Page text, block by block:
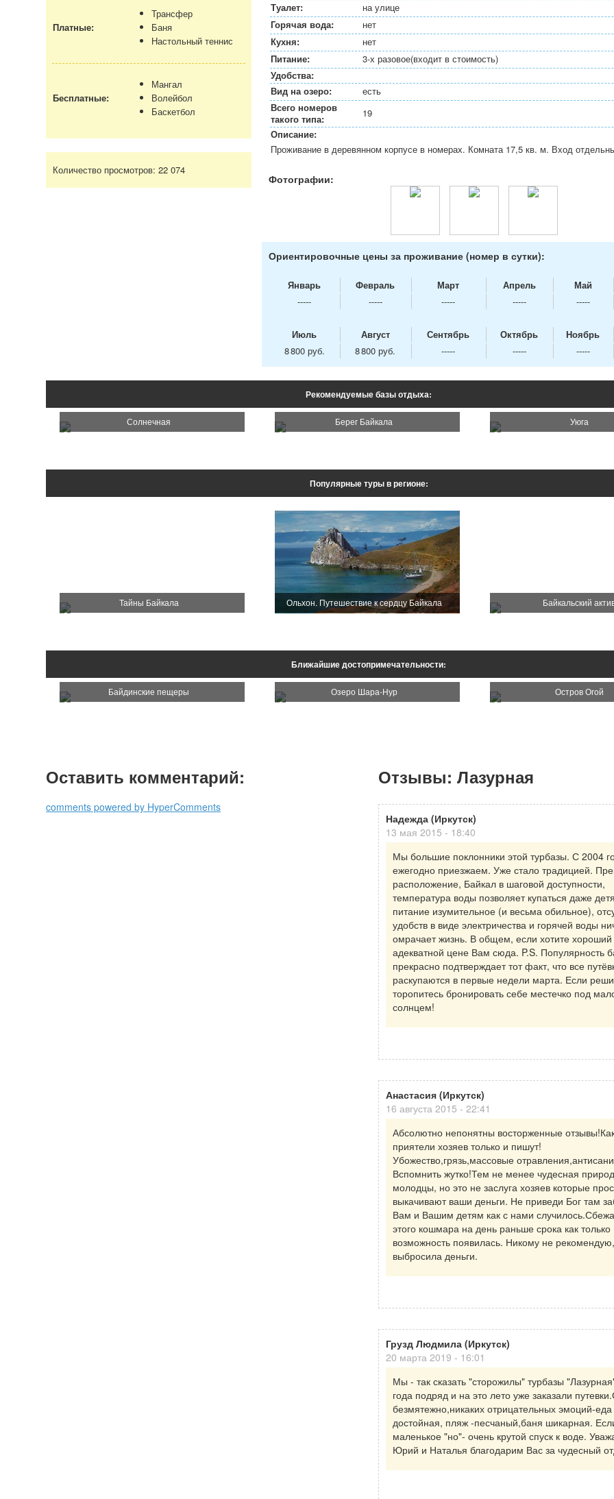
Платные:
Трансфер
Баня
Настольный теннис
Бесплатные:
Мангал
Волейбол
Баскетбол
Количество просмотров: 22 074
Туалет:
на улице
Горячая вода:
нет
Кухня:
нет
Питание:
3-х разовое(входит в стоимость)
Удобства:
Вид на озеро:
есть
Всего номеров
такого типа:
19
Описание:
Проживание в деревянном корпусе в номерах. Комната 17,5 кв. м. Вход
Фотографии:
Ориентировочные цены за проживание (номер в сутки):
Январь Февраль Март Апрель
Май
-----
----- ----- ----- -----
Июль Август Сентябрь Октябрь
Ноябрь
8 800 руб.
8 800 руб. ----- ----- -----
Рекомендуемые базы отдыха:
Солнечная Берег Байкала Уюга
Популярные туры в регионе:
Тайны Байкала Ольхон. Путешествие к сердцу Байкала Байкальский
Ближайшие достопримечательности:
Байдинские пещеры Озеро Шара-Нур Остров Огой
Оставить комментарий:
comments powered by HyperComments
Отзывы: Лазурная
Надежда (Иркутск)
13 мая 2015 - 18:40
Мы большие поклонники этой турбазы. С 2004
ежегодно приезжаем. Уже стало традицией.
расположение, Байкал в шаговой доступности,
температура воды позволяет купаться даже
питание изумительное (и весьма обильное),
удобств в виде электричества и горячей воды
омрачает жизнь. В общем, если хотите
адекватной цене Вам сюда. P.S. Популярность
прекрасно подтверждает тот факт, что все
раскупаются в первые недели марта. Если
торопитесь бронировать себе местечко под
солнцем!
Анастасия (Иркутск)
16 августа 2015 - 22:41
Абсолютно непонятны восторженные
приятели хозяев только и пишут!
Убожество,грязь,массовые
Вспомнить жутко!Тем не менее чудесная
молодцы, но это не заслуга хозяев которые
выкачивают ваши деньги. Не приведи Бог там
Вам и Вашим детям как с нами
этого кошмара на день раньше срока как только
возможность появилась. Никому не
выбросила деньги.
Грузд Людмила (Иркутск)
20 марта 2019 - 16:01
Мы - так сказать "сторожилы" турбазы
года подряд и на это лето уже заказали
безмятежно,никаких отрицательных эмоций-еда
достойная, пляж -песчаный,баня шикарная.
маленькое "но"- очень крутой спуск к воде.
Юрий и Наталья благодарим Вас за чудесный